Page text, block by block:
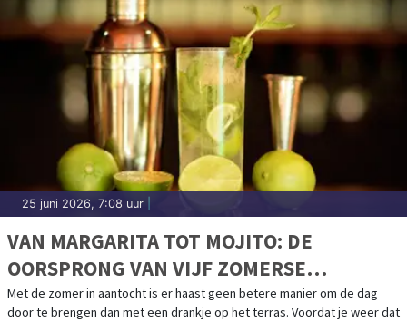
25 juni 2026, 7:08 uur
VAN MARGARITA TOT MOJITO: DE
OORSPRONG VAN VIJF ZOMERSE
COCKTAILKLASSIEKERS
Met de zomer in aantocht is er haast geen betere manier om de dag
door te brengen dan met een drankje op het terras. Voordat je weer dat